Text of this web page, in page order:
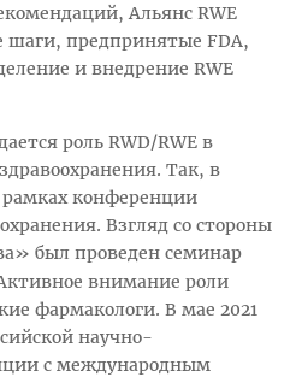
Альянс RWE
шаги, предпринятые FDA,
и внедрение RWE
роль RWD/RWE в
Так, в
конференции
Взгляд со стороны
был проведен семинар
внимание роли
фармакологи. В мае 2021
научно-
с международным